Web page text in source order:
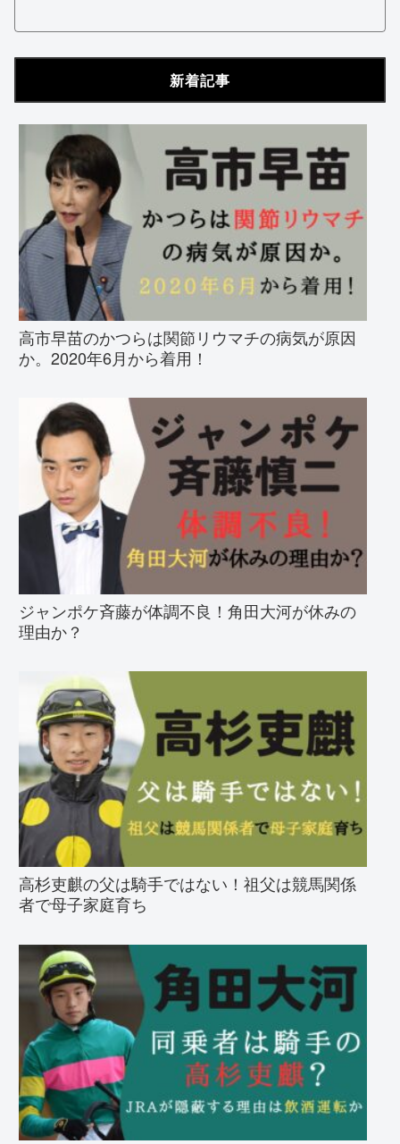
新着記事
高市早苗のかつらは関節リウマチの病気が原因
か。2020年6月から着用！
ジャンポケ斉藤が体調不良！角田大河が休みの
理由か？
高杉吏麒の父は騎手ではない！祖父は競馬関係
者で母子家庭育ち